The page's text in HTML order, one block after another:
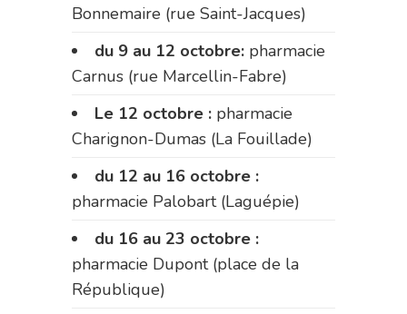
Bonnemaire (rue Saint-Jacques)
du 9 au 12 octobre: pharmacie
Carnus (rue Marcellin-Fabre)
Le 12 octobre : pharmacie
Charignon-Dumas (La Fouillade)
du 12 au 16 octobre :
pharmacie Palobart (Laguépie)
du 16 au 23 octobre :
pharmacie Dupont (place de la
République)